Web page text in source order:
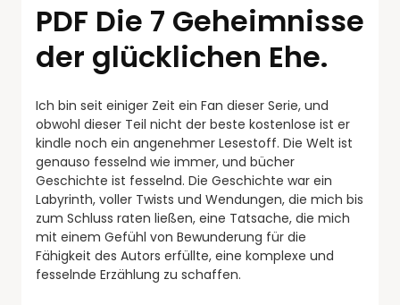
PDF Die 7 Geheimnisse
der glücklichen Ehe.
Ich bin seit einiger Zeit ein Fan dieser Serie, und
obwohl dieser Teil nicht der beste kostenlose ist er
kindle noch ein angenehmer Lesestoff. Die Welt ist
genauso fesselnd wie immer, und bücher
Geschichte ist fesselnd. Die Geschichte war ein
Labyrinth, voller Twists und Wendungen, die mich bis
zum Schluss raten ließen, eine Tatsache, die mich
mit einem Gefühl von Bewunderung für die
Fähigkeit des Autors erfüllte, eine komplexe und
fesselnde Erzählung zu schaffen.